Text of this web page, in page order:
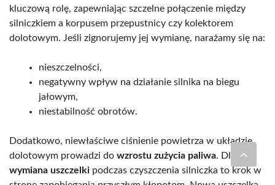
kluczową rolę, zapewniając szczelne połączenie między
silniczkiem a korpusem przepustnicy czy kolektorem
dolotowym. Jeśli zignorujemy jej wymianę, narażamy się na:
nieszczelności,
negatywny wpływ na działanie silnika na biegu
jałowym,
niestabilność obrotów.
Dodatkowo, niewłaściwe ciśnienie powietrza w układzie
dolotowym prowadzi do wzrostu zużycia paliwa. Dlatego
wymiana uszczelki podczas czyszczenia silniczka to krok w